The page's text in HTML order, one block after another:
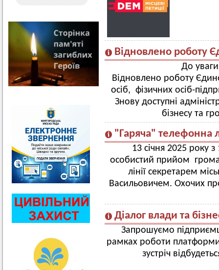
Відновлено роботу
До
Відновлено роботу
осіб, фізичних осіб-
Знову доступні
бізнесу та
"Гаряча" телефонна
13 січня 2025 року
особистий прийом
лінії секретарем
Васильовичем. Охочих
Діалог влади та
Запрошуємо
рамках роботи
зустріч